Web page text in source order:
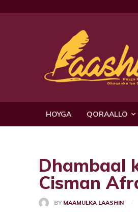
HOYGA QORAALLO
Dhambaal
Cisman
BY MAAMULKA LAASHIN